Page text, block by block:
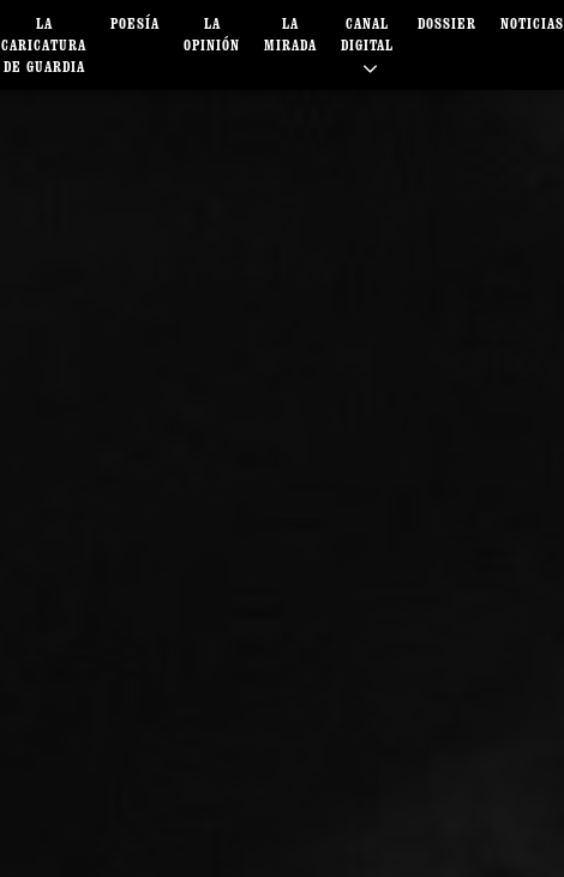
LA
CARICATURA
DE GUARDIA
POESÍA
LA
OPINIÓN
LA
MIRADA
CANAL
DIGITAL
DOSSIER NOTICIAS